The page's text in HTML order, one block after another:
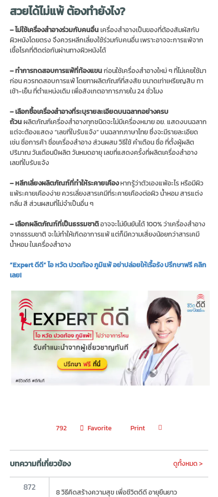
สวยได้ไม่แพ้ ต้องทำยังไง?
– ไม่ใช้เครื่องสำอางร่วมกับคนอื่น เครื่องสำอางเป็นของที่ต้องสัมผัสกับ
ผิวหนังโดยตรง จึงควรหลีกเลี่ยงใช้ร่วมกับคนอื่น เพราะอาจจะการแพ้จาก
เชื้อโรคที่ติดต่อกันผ่านทางผิวหนังได้
– ทำการทดสอบการแพ้ที่ท้องแขนก่อนใช้เครื่องสำอางใหม่ ๆ ที่ไม่เคยใช้มา
ก่อน ควรทดสอบการแพ้ โดยทาผลิตภัณฑ์ที่สงสัย ขนาดเท่าเหรียญสิบ ทา
เช้า-เย็น ที่ตำแหน่งเดิม เพื่อสังเกตอาการภายใน 24 ชั่วโมง
– เลือกซื้อเครื่องสำอางที่ระบุรายละเอียดบนฉลากอย่างครบ
ถ้วน ผลิตภัณฑ์เครื่องสำอางทุกชนิดจะไม่มีเครื่องหมาย อย. แสดงบนฉลาก
แต่จะต้องแสดง “เลขที่ใบรับแจ้ง” บนฉลากภาษาไทย ซึ่งจะมีรายละเอียด
เช่น ชื่อการค้า ชื่อเครื่องสำอาง ส่วนผสม วิธีใช้ คำเตือน ชื่อ ที่ตั้งผู้ผลิต
ปริมาณ วันเดือนปีผลิต วันหมดอายุ เลขที่แสดงครั้งที่ผลิตเครื่องสำอาง
เลขที่ใบรับแจ้ง
– หลีกเลี่ยงผลิตภัณฑ์ที่ทำให้ระคายเคืองหากรู้ว่าตัวเองแพ้อะไร หรือมีผิว
แพ้ระคายเคืองง่าย ควรเลี่ยงสารเคมีที่ระคายเคืองต่อผิว น้ำหอม สารแต่ง
กลิ่น สี ส่วนผสมที่ไม่จำเป็นอื่น ๆ
– เลือกผลิตภัณฑ์ที่เป็นธรรมชาติอาจจะไม่ยืนยันได้ 100% ว่าเครื่องสำอาง
จากธรรมชาติ จะไม่ทำให้เกิดอาการแพ้ แต่ก็มีความเสี่ยงน้อยกว่าสารเคมี
น้ำหอม ในเครื่องสำอาง
“Expert ดีดี” ไอ หวัด ปวดท้อง ภูมิแพ้ อย่าปล่อยให้เรื้อรัง ปรึกษาฟรี คลิก
เลย!
792 Favorite Print
บทความที่เกี่ยวข้อง ดูทั้งหมด >
872 8 วิธีคิดสร้างความสุข เพื่อชีวิตดีดี อายุยืนยาว